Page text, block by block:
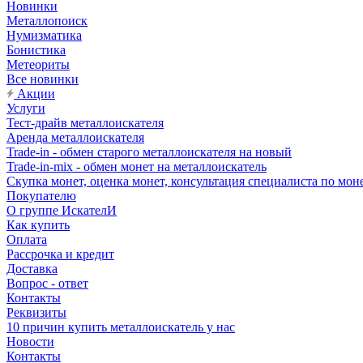
Новинки
Металлопоиск
Нумизматика
Бонистика
Метеориты
Все новинки
Акции
Услуги
Тест-драйв металлоискателя
Аренда металлоискателя
Trade-in - обмен старого металлоискателя на новый
Trade-in-mix - обмен монет на металлоискатель
Скупка монет, оценка монет, консультация специалиста по
Покупателю
О группе ИскателИ
Как купить
Оплата
Рассрочка и кредит
Доставка
Вопрос - ответ
Контакты
Реквизиты
10 причин купить металлоискатель у нас
Новости
Контакты